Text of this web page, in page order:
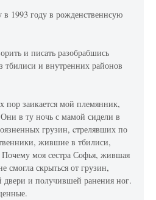
в 1993 году в рожденственнсую
и писать разобрабшись
тбилиси и внутренних районов
пор заикается мой племянник,
Они в ту ночь с мамой сидели в
грузин, cтрелявших по
жившие в тбилиси,
моя сестра Софья, жившая
смогла скрыться от грузин,
двери и получившей ранения ног.